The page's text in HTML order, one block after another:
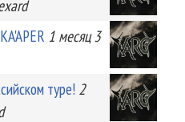
1 месяц 3
туре! 2